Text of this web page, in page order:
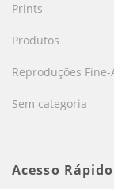
Prints
Produtos
Reproduções
Sem categoria
Acesso Rápido